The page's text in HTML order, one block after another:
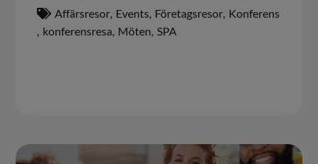
Affärsresor, Events, Företagsresor, Konferens
, konferensresa, Möten, SPA